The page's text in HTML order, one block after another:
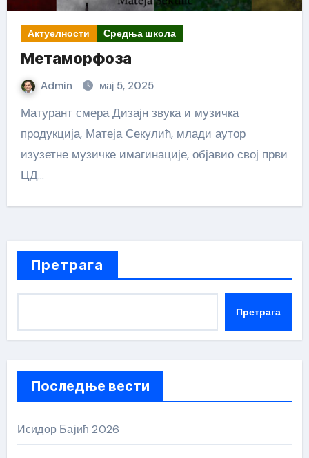
Актуелности Средња школа
Метаморфоза
Admin мај 5, 2025
Матурант смера Дизајн звука и музичка
продукција, Матеја Секулић, млади аутор
изузетне музичке имагинације, објавио свој први
ЦД…
Претрага
Претрага
Последње вести
Исидор Бајић 2026